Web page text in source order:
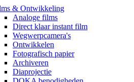
& Ontwikkeling
Analoge films
Direct klaar instant film
Wegwerpcamera's
Ontwikkelen
Fotografisch papier
Archiveren
Diaprojectie